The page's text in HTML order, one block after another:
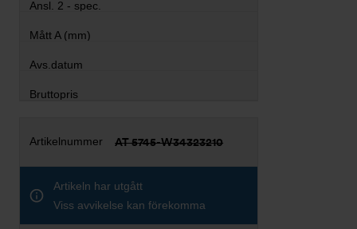
AT 5745-W34323210
Artikeln har utgått
Viss avvikelse kan förekomma